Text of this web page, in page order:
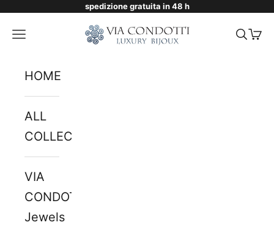
Skip to contentspedizione gratuita in 48 h
Via Condotti Store
Navigation menu Search
Cart
HOME
ALL
COLLECTIONS
VIA
CONDOTTI
Jewels